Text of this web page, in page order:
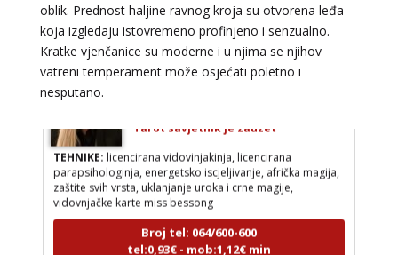
oblik. Prednost haljine ravnog kroja su otvorena leđa
koja izgledaju istovremeno profinjeno i senzualno.
Kratke vjenčanice su moderne i u njima se njihov
vatreni temperament može osjećati poletno i
nesputano.
TEHNIKE:licencirana vidovinjakinja, licencirana
parapsihologinja, energetsko iscjeljivanje, afrička magija,
zaštite svih vrsta, uklanjanje uroka i crne magije,
vidovnjačke karte miss bessong
Broj tel: 064/600-600
tel:0,93€ - mob:1,12€ min